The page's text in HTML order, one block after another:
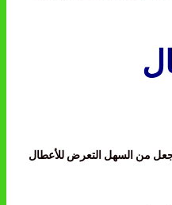
من السهل التعرض للأعطال